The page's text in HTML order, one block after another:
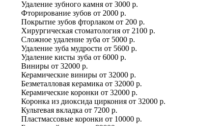
Удаление зубного камня от 3000 р.
Фторирование зубов от 2000 р.
Покрытие зубов фторлаком от 200 р.
Хирургическая стоматология от 2100 р.
Сложное удаление зуба от 5000 р.
Удаление зуба мудрости от 5600 р.
Удаление кисты зуба от 6000 р.
Виниры от 32000 р.
Керамические виниры от 32000 р.
Безметалловая керамика от 32000 р.
Керамические коронки от 32000 р.
Коронка из диоксида циркония от 32000 р.
Культевая вкладка от 7200 р.
Пластмассовые коронки от 10000 р.